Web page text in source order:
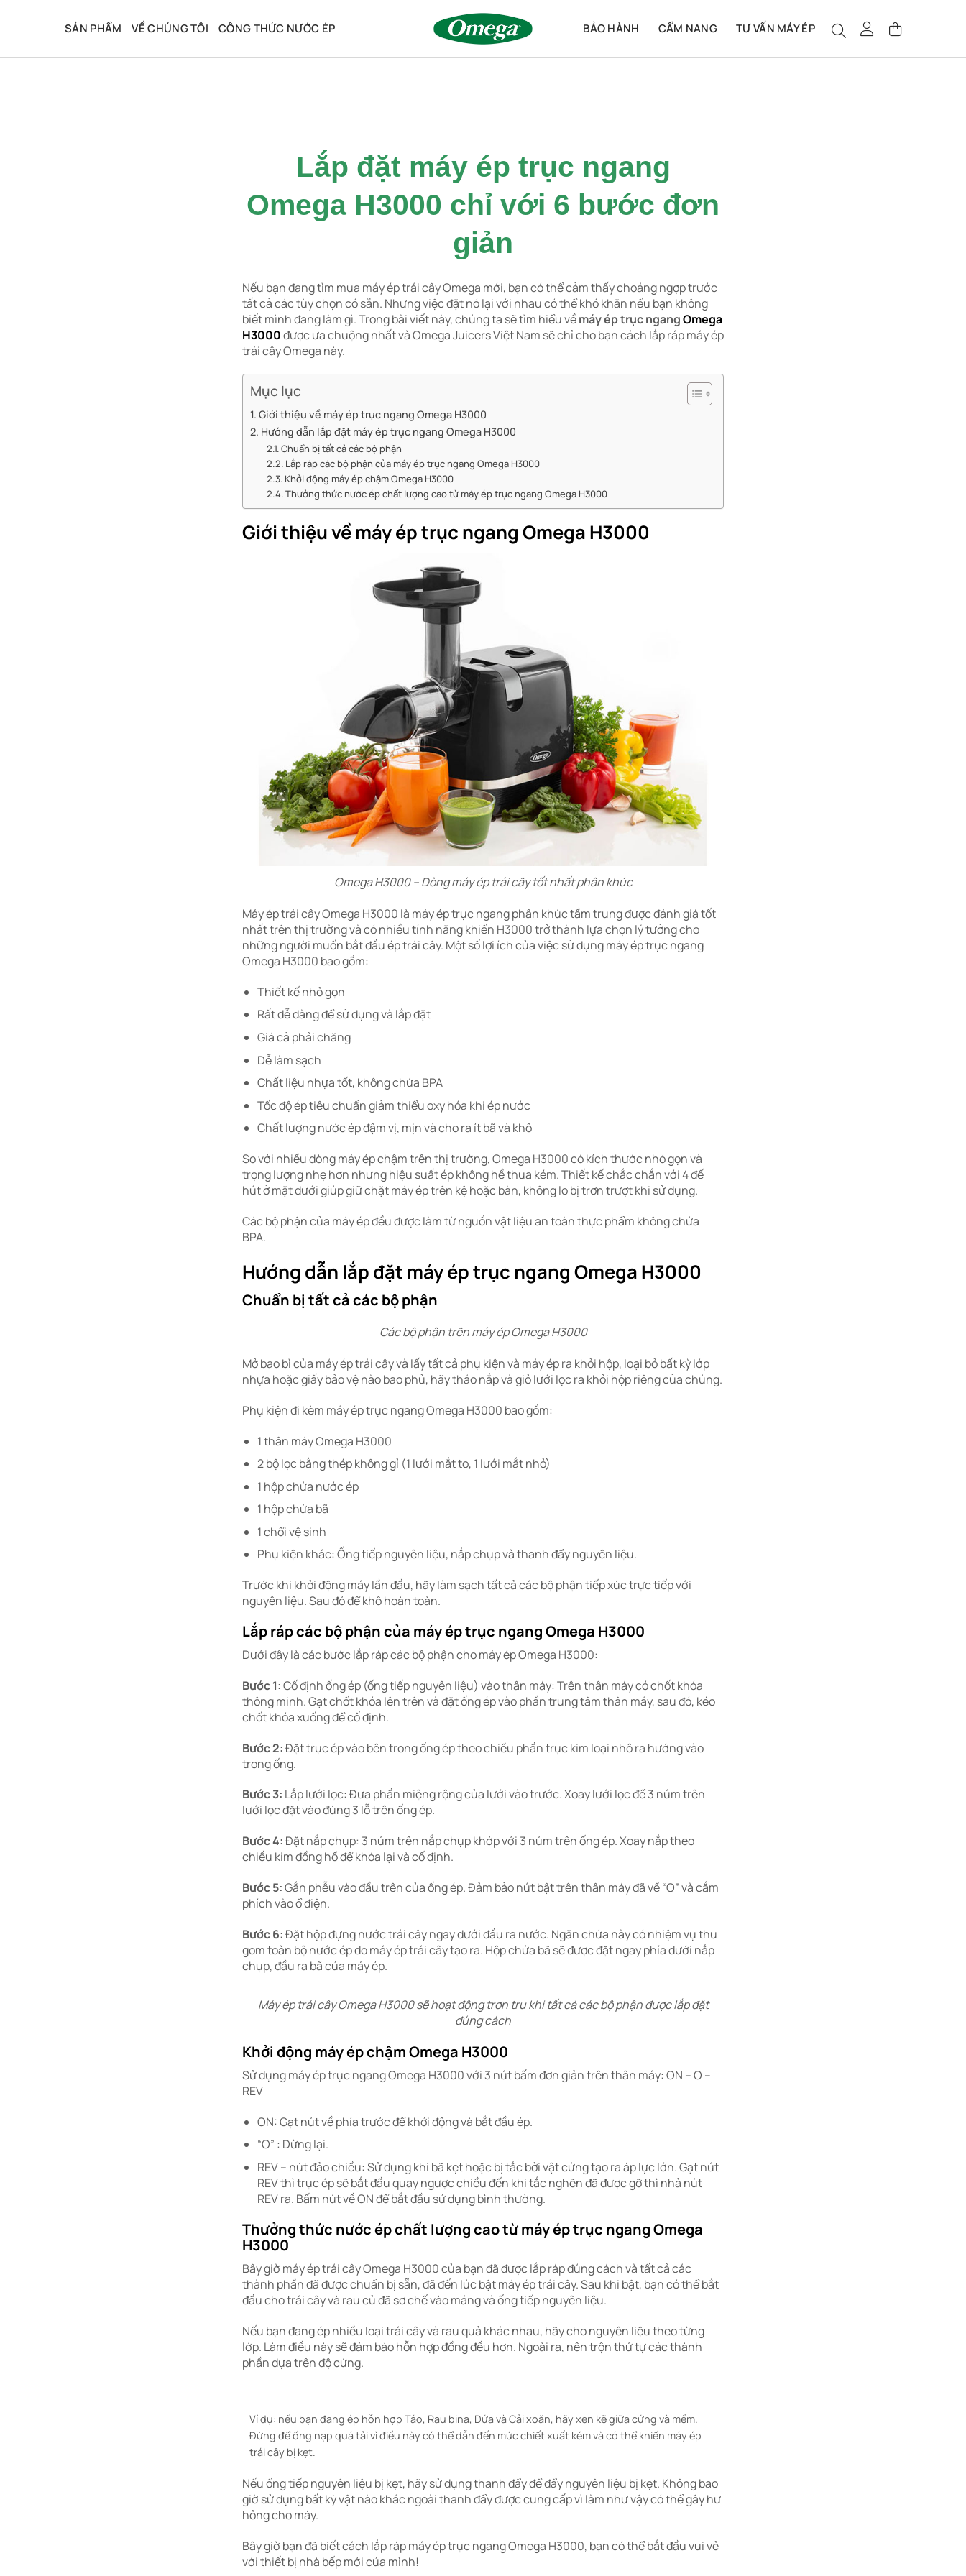
dung
SẢN PHẨM VỀ CHÚNG TÔI CÔNG THỨC NƯỚC ÉP BẢO HÀNH CẨM NANG TƯ VẤN MÁY ÉP
Lắp đặt máy ép trục ngang
Omega H3000 chỉ với 6 bước đơn
giản
Nếu bạn đang tìm mua máy ép trái cây Omega mới, bạn có thể cảm thấy choáng ngợp trước
tất cả các tùy chọn có sẵn. Nhưng việc đặt nó lại với nhau có thể khó khăn nếu bạn không
biết mình đang làm gì. Trong bài viết này, chúng ta sẽ tìm hiểu vềmáy ép trục ngangOmega
H3000được ưa chuộng nhất và Omega Juicers Việt Nam sẽ chỉ cho bạn cách lắp ráp máy ép
trái cây Omega này.
Mục lục
Giới thiệu về máy ép trục ngang Omega H3000
Hướng dẫn lắp đặt máy ép trục ngang Omega H3000
Chuẩn bị tất cả các bộ phận
Lắp ráp các bộ phận của máy ép trục ngang Omega H3000
Khởi động máy ép chậm Omega H3000
Thưởng thức nước ép chất lượng cao từ máy ép trục ngang Omega H3000
Giới thiệu về máy ép trục ngang Omega H3000
Omega H3000 – Dòng máy ép trái cây tốt nhất phân khúc
Máy ép trái cây Omega H3000 là máy ép trục ngang phân khúc tầm trung được đánh giá tốt
nhất trên thị trường và có nhiều tính năng khiến H3000 trở thành lựa chọn lý tưởng cho
những người muốn bắt đầu ép trái cây. Một số lợi ích của việc sử dụng máy ép trục ngang
Omega H3000 bao gồm:
Thiết kế nhỏ gọn
Rất dễ dàng để sử dụng và lắp đặt
Giá cả phải chăng
Dễ làm sạch
Chất liệu nhựa tốt, không chứa BPA
Tốc độ ép tiêu chuẩn giảm thiểu oxy hóa khi ép nước
Chất lượng nước ép đậm vị, mịn và cho ra ít bã và khô
So với nhiều dòng máy ép chậm trên thị trường, Omega H3000 có kích thước nhỏ gọn và
trọng lượng nhẹ hơn nhưng hiệu suất ép không hề thua kém. Thiết kế chắc chắn với 4 đế
hút ở mặt dưới giúp giữ chặt máy ép trên kệ hoặc bàn, không lo bị trơn trượt khi sử dụng.
Các bộ phận của máy ép đều được làm từ nguồn vật liệu an toàn thực phẩm không chứa
BPA.
Hướng dẫn lắp đặt máy ép trục ngang Omega H3000
Chuẩn bị tất cả các bộ phận
Các bộ phận trên máy ép Omega H3000
Mở bao bì của máy ép trái cây và lấy tất cả phụ kiện và máy ép ra khỏi hộp, loại bỏ bất kỳ lớp
nhựa hoặc giấy bảo vệ nào bao phủ, hãy tháo nắp và giỏ lưới lọc ra khỏi hộp riêng của chúng.
Phụ kiện đi kèm máy ép trục ngang Omega H3000 bao gồm:
1 thân máy Omega H3000
2 bộ lọc bằng thép không gỉ (1 lưới mắt to, 1 lưới mắt nhỏ)
1 hộp chứa nước ép
1 hộp chứa bã
1 chổi vệ sinh
Phụ kiện khác: Ống tiếp nguyên liệu, nắp chụp và thanh đẩy nguyên liệu.
Trước khi khởi động máy lần đầu, hãy làm sạch tất cả các bộ phận tiếp xúc trực tiếp với
nguyên liệu. Sau đó để khô hoàn toàn.
Lắp ráp các bộ phận của máy ép trục ngang Omega H3000
Dưới đây là các bước lắp ráp các bộ phận cho máy ép Omega H3000:
Bước 1:Cố định ống ép (ống tiếp nguyên liệu) vào thân máy: Trên thân máy có chốt khóa
thông minh. Gạt chốt khóa lên trên và đặt ống ép vào phần trung tâm thân máy, sau đó, kéo
chốt khóa xuống để cố định.
Bước 2:Đặt trục ép vào bên trong ống ép theo chiều phần trục kim loại nhô ra hướng vào
trong ống.
Bước 3: Lắp lưới lọc: Đưa phần miệng rộng của lưới vào trước. Xoay lưới lọc để 3 núm trên
lưới lọc đặt vào đúng 3 lỗ trên ống ép.
Bước 4:Đặt nắp chụp: 3 núm trên nắp chụp khớp với 3 núm trên ống ép. Xoay nắp theo
chiều kim đồng hồ để khóa lại và cố định.
Bước 5:Gắn phễu vào đầu trên của ống ép. Đảm bảo nút bật trên thân máy đã về “O” và cắm
phích vào ổ điện.
Bước 6: Đặt hộp đựng nước trái cây ngay dưới đầu ra nước. Ngăn chứa này có nhiệm vụ thu
gom toàn bộ nước ép do máy ép trái cây tạo ra. Hộp chứa bã sẽ được đặt ngay phía dưới nắp
chụp, đầu ra bã của máy ép.
Máy ép trái cây Omega H3000 sẽ hoạt động trơn tru khi tất cả các bộ phận được lắp đặt
đúng cách
Khởi động máy ép chậm Omega H3000
Sử dụng máy ép trục ngang Omega H3000 với 3 nút bấm đơn giản trên thân máy: ON – O –
REV
ON: Gạt nút về phía trước để khởi động và bắt đầu ép.
“O” : Dừng lại.
REV – nút đảo chiều: Sử dụng khi bã kẹt hoặc bị tắc bởi vật cứng tạo ra áp lực lớn. Gạt nút
REV thì trục ép sẽ bắt đầu quay ngược chiều đến khi tắc nghẽn đã được gỡ thì nhả nút
REV ra. Bấm nút về ON để bắt đầu sử dụng bình thường.
Thưởng thức nước ép chất lượng cao từ máy ép trục ngang Omega
H3000
Bây giờ máy ép trái cây Omega H3000 của bạn đã được lắp ráp đúng cách và tất cả các
thành phần đã được chuẩn bị sẵn, đã đến lúc bật máy ép trái cây. Sau khi bật, bạn có thể bắt
đầu cho trái cây và rau củ đã sơ chế vào máng và ống tiếp nguyên liệu.
Nếu bạn đang ép nhiều loại trái cây và rau quả khác nhau, hãy cho nguyên liệu theo từng
lớp. Làm điều này sẽ đảm bảo hỗn hợp đồng đều hơn. Ngoài ra, nên trộn thứ tự các thành
phần dựa trên độ cứng.
Ví dụ: nếu bạn đang ép hỗn hợp Táo, Rau bina, Dứa và Cải xoăn, hãy xen kẽ giữa cứng và mềm.
Đừng để ống nạp quá tải vì điều này có thể dẫn đến mức chiết xuất kém và có thể khiến máy ép
trái cây bị kẹt.
Nếu ống tiếp nguyên liệu bị kẹt, hãy sử dụng thanh đẩy để đẩy nguyên liệu bị kẹt. Không bao
giờ sử dụng bất kỳ vật nào khác ngoài thanh đẩy được cung cấp vì làm như vậy có thể gây hư
hỏng cho máy.
Bây giờ bạn đã biết cách lắp ráp máy ép trục ngang Omega H3000, bạn có thể bắt đầu vui vẻ
với thiết bị nhà bếp mới của mình!